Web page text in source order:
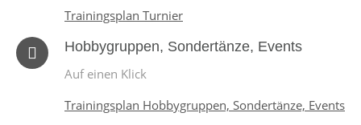
Trainingsplan Turnier
Hobbygruppen, Sondertänze, Events
Auf einen Klick
Trainingsplan Hobbygruppen, Sondertänze, Events